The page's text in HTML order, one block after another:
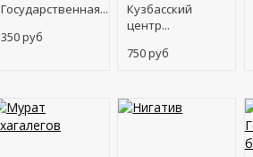
Государственная...
350руб
Кузбасский
центр...
750руб